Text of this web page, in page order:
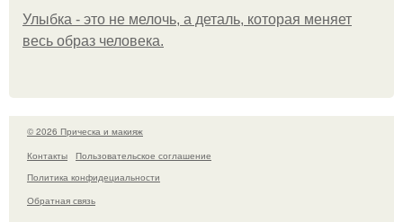
Улыбка - это не мелочь, а деталь, которая меняет
весь образ человека.
© 2026 Прическа и макияж
Контакты
Пользовательское соглашение
Политика конфидециальности
Обратная связь